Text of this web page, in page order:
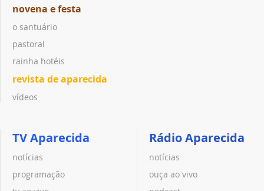
novena e festa
o santuário
pastoral
rainha hotéis
revista de aparecida
vídeos
TV Aparecida
notícias
programação
Rádio Aparecida
notícias
ouça ao vivo